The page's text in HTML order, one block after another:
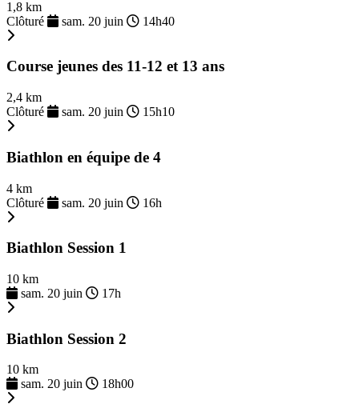
1,8 km
Clôturé
sam. 20 juin 14h40
Course jeunes des 11-12 et 13 ans
2,4 km
Clôturé
sam. 20 juin 15h10
Biathlon en équipe de 4
4 km
Clôturé
sam. 20 juin 16h
Biathlon Session 1
10 km
sam. 20 juin
17h
Biathlon Session 2
10 km
sam. 20 juin
18h00